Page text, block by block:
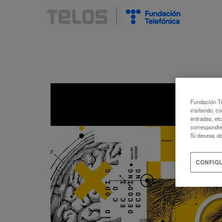
Fundación
visitando,
entradas,
Si deseas